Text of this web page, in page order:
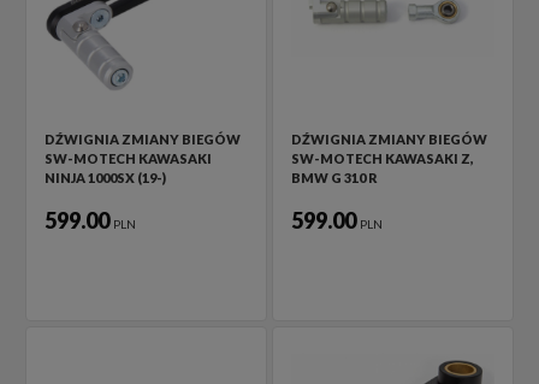
DŹWIGNIA ZMIANY BIEGÓW
SW-MOTECH KAWASAKI
NINJA 1000SX (19-)
599.00 PLN
DŹWIGNIA ZMIANY BIEGÓW
SW-MOTECH KAWASAKI Z,
BMW G 310 R
599.00 PLN